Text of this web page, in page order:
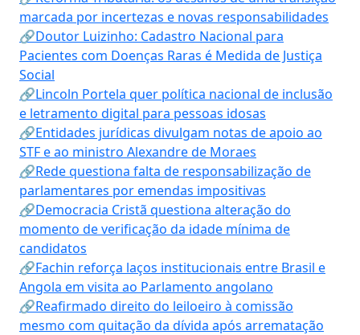
marcada por incertezas e novas responsabilidades
🔗Doutor Luizinho: Cadastro Nacional para
Pacientes com Doenças Raras é Medida de Justiça
Social
🔗Lincoln Portela quer política nacional de inclusão
e letramento digital para pessoas idosas
🔗Entidades jurídicas divulgam notas de apoio ao
STF e ao ministro Alexandre de Moraes
🔗Rede questiona falta de responsabilização de
parlamentares por emendas impositivas
🔗Democracia Cristã questiona alteração do
momento de verificação da idade mínima de
candidatos
🔗Fachin reforça laços institucionais entre Brasil e
Angola em visita ao Parlamento angolano
🔗Reafirmado direito do leiloeiro à comissão
mesmo com quitação da dívida após arrematação